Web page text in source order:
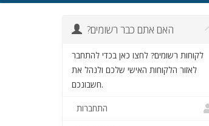
?האם אתם כבר רשומים
לקוחות רשומים? לחצו כאן בכדי להתחבר
לאזור הלקוחות האישי שלכם ולנהל את
חשבונכם.
התחברות